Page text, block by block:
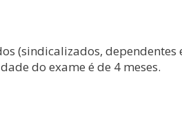
(sindicalizados,
do exame é de 4 meses.